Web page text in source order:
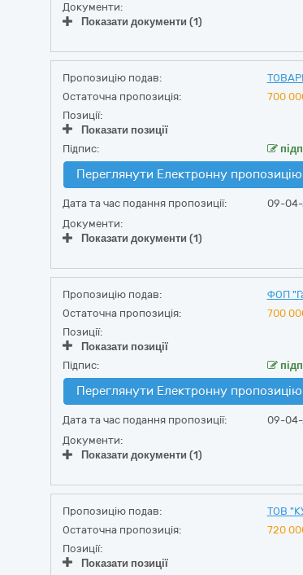
Документи:
Показати документи (1)
Пропозицію подав:
Остаточна пропозиція:
700
Позиції:
Показати позиції
Підпис:
Переглянути Електронну
Дата та час подання пропозиції:
09-04-
Документи:
Показати документи (1)
Пропозицію подав: ФОП
Остаточна пропозиція:
700
Позиції:
Показати позиції
Підпис:
Переглянути Електронну
Дата та час подання пропозиції:
09-04-
Документи:
Показати документи (1)
Пропозицію подав: ТОВ
Остаточна пропозиція:
720
Позиції:
Показати позиції